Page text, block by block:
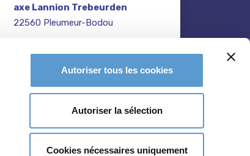
Autoriser tous les cookies
Autoriser la sélection
Cookies nécessaires uniquement
axe Lannion Trebeurden
22560 Pleumeur-Bodou
bretagne.fr
02 96 47 27 64